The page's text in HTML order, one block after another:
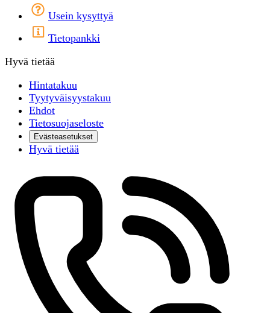
Usein kysyttyä
Tietopankki
Hyvä tietää
Hintatakuu
Tyytyväisyystakuu
Ehdot
Tietosuojaseloste
Evästeasetukset
Hyvä tietää